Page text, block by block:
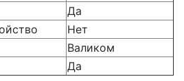
Да
Нет
Валиком
Да